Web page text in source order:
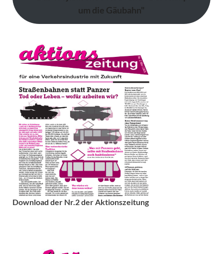
um die Gäubahn"
Download der Nr.2 der Aktionszeitung